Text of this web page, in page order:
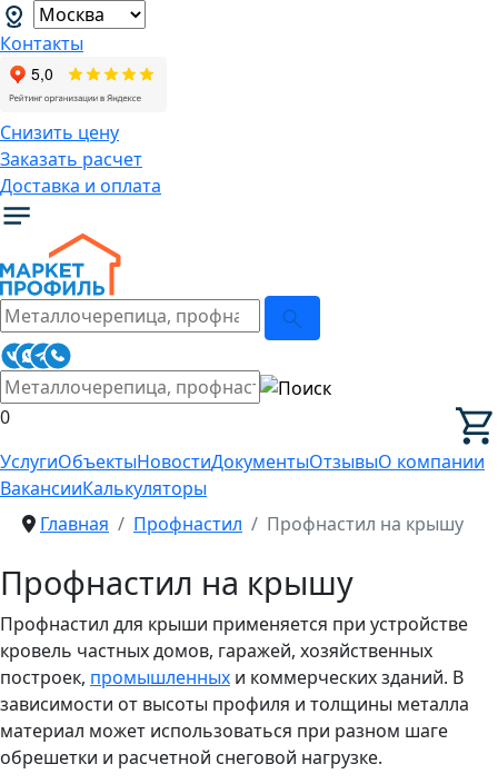
Контакты
Снизить цену
Заказать расчет
Доставка и оплата
0
УслугиОбъектыНовостиДокументыОтзывыО компании
ВакансииКалькуляторы
Главная
Профнастил Профнастил на крышу
Профнастил на крышу
Профнастил для крыши применяется при устройстве
кровель частных домов, гаражей, хозяйственных
построек, промышленных и коммерческих зданий. В
зависимости от высоты профиля и толщины металла
материал может использоваться при разном шаге
обрешетки и расчетной снеговой нагрузке.